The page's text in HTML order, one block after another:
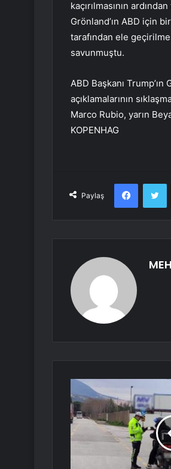
kaçırılmasının
Grönland’ın ABD için
tarafından ele
savunmuştu.
ABD Başkanı
açıklamalarının
Marco Rubio, yarın
KOPENHAG
Paylaş